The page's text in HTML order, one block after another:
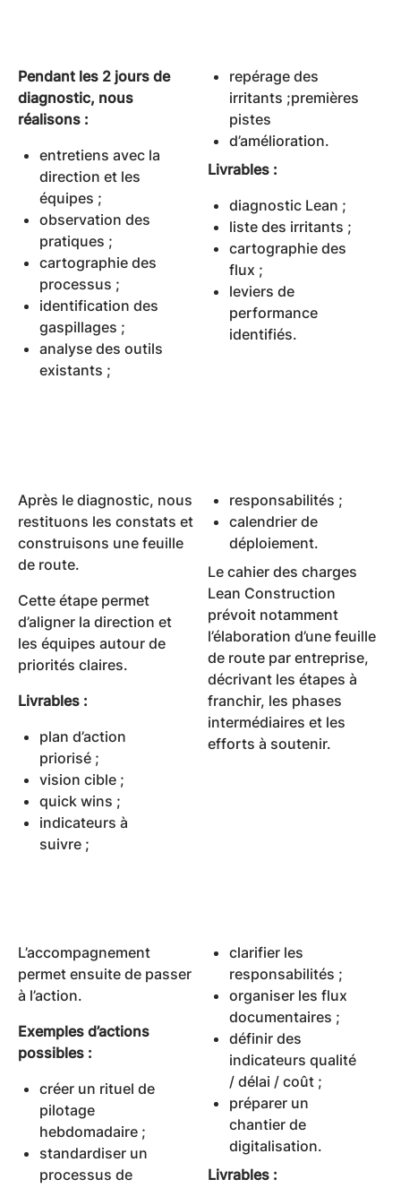
Pendant les 2 jours de
diagnostic, nous
réalisons :
entretiens avec la
direction et les
équipes ;
observation des
pratiques ;
cartographie des
processus ;
identification des
gaspillages ;
analyse des outils
existants ;
repérage des
irritants ;premières
pistes
d’amélioration.
Livrables :
diagnostic Lean ;
liste des irritants ;
cartographie des
flux ;
leviers de
performance
identifiés.
Après le diagnostic, nous
restituons les constats et
construisons une feuille
de route.
Cette étape permet
d’aligner la direction et
les équipes autour de
priorités claires.
Livrables :
plan d’action
priorisé ;
vision cible ;
quick wins ;
indicateurs à
suivre ;
responsabilités ;
calendrier de
déploiement.
Le cahier des charges
Lean Construction
prévoit notamment
l’élaboration d’une feuille
de route par entreprise,
décrivant les étapes à
franchir, les phases
intermédiaires et les
efforts à soutenir.
L’accompagnement
permet ensuite de passer
à l’action.
Exemples d’actions
possibles :
créer un rituel de
pilotage
hebdomadaire ;
standardiser un
processus de
clarifier les
responsabilités ;
organiser les flux
documentaires ;
définir des
indicateurs qualité
/ délai / coût ;
préparer un
chantier de
digitalisation.
Livrables :